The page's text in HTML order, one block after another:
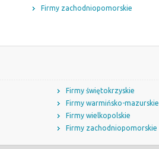
Firmy zachodniopomorskie
Firmy świętokrzyskie
Firmy warmińsko-mazurskie
Firmy wielkopolskie
Firmy zachodniopomorskie